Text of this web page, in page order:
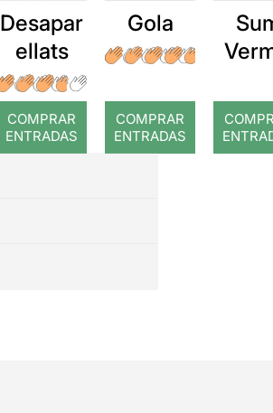
Desapar
ellats
COMPRAR
ENTRADAS
Gola
COMPRAR
ENTRADAS